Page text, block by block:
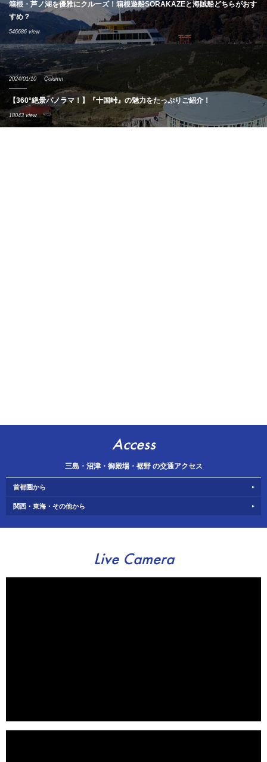
箱根・芦ノ湖を優雅にクルーズ！箱根遊船SORAKAZEと海賊船どちらがおす
すめ？
546686 view
2024/01/10 Column
【360°絶景パノラマ！】『十国峠』の魅力をたっぷりご紹介！
18043 view
Access
三島・沼津・御殿場・裾野 の交通アクセス
首都圏から
関西・東海・その他から
Live Camera